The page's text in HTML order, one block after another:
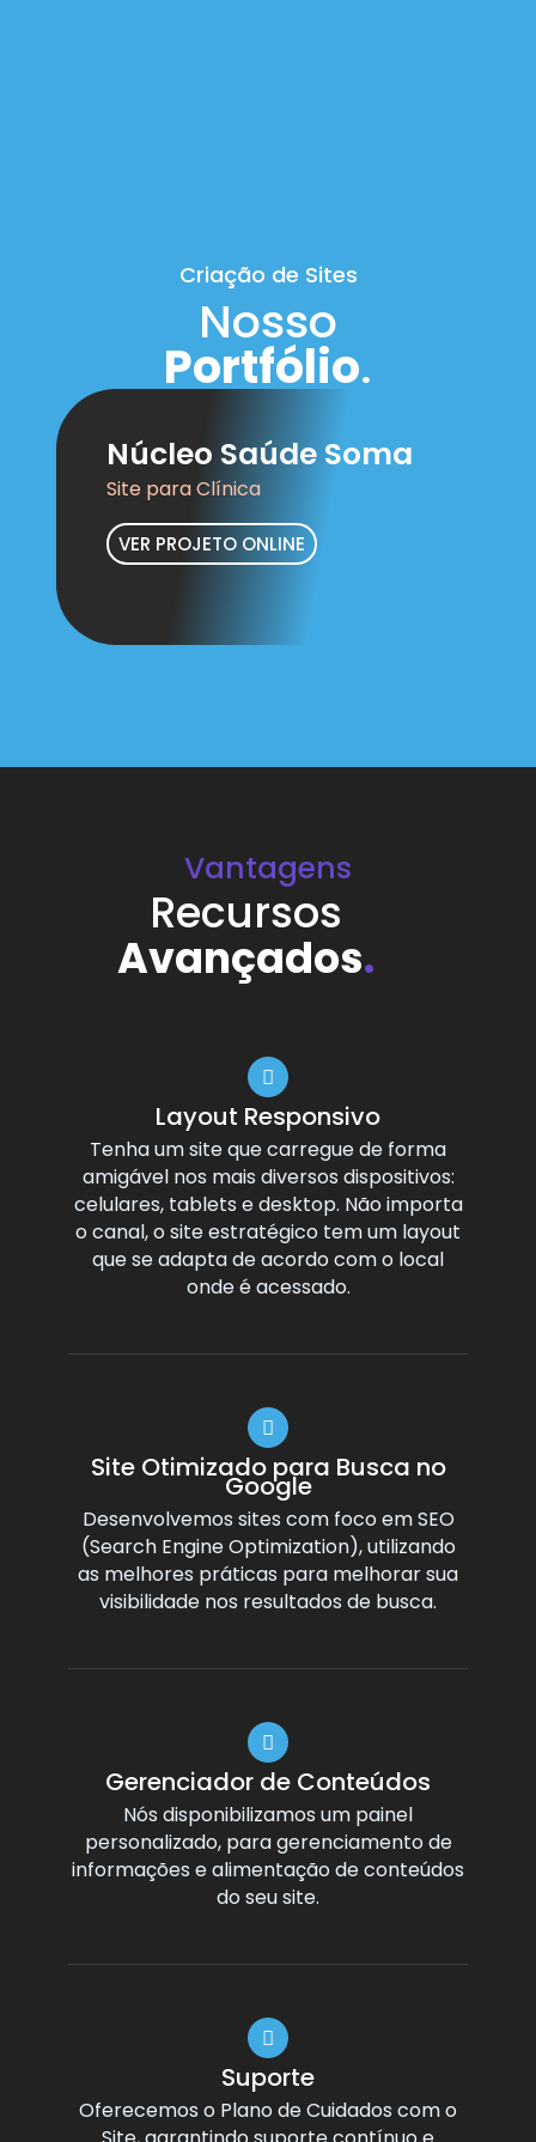
Criação de Sites
Nosso
Portfólio.
Núcleo Saúde Soma
Site para Clínica
VER PROJETO ONLINE
Vantagens
Recursos
Avançados.
Layout Responsivo
Tenha um site que carregue de forma
amigável nos mais diversos dispositivos:
celulares, tablets e desktop. Não importa
o canal, o site estratégico tem um layout
que se adapta de acordo com o local
onde é acessado.
Site Otimizado para Busca no
Google
Desenvolvemos sites com foco em SEO
(Search Engine Optimization), utilizando
as melhores práticas para melhorar sua
visibilidade nos resultados de busca.
Gerenciador de Conteúdos
Nós disponibilizamos um painel
personalizado, para gerenciamento de
informações e alimentação de conteúdos
do seu site.
Suporte
Oferecemos o Plano de Cuidados com o